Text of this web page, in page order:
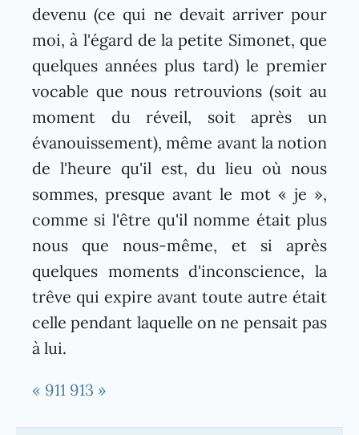
devenu (ce qui ne devait arriver pour
moi, à l'égard de la petite Simonet, que
quelques années plus tard) le premier
vocable que nous retrouvions (soit au
moment du réveil, soit après un
évanouissement), même avant la notion
de l'heure qu'il est, du lieu où nous
sommes, presque avant le mot « je »,
comme si l'être qu'il nomme était plus
nous que nous-même, et si après
quelques moments d'inconscience, la
trêve qui expire avant toute autre était
celle pendant laquelle on ne pensait pas
à lui.
« 911 913 »